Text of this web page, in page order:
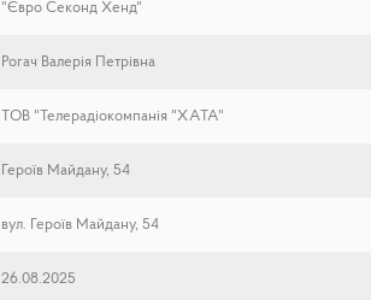
"Євро Секонд Хенд"
Рогач Валерія Петрівна
ТОВ "Телерадіокомпанія "ХАТА"
Героїв Майдану, 54
вул. Героїв Майдану, 54
26.08.2025